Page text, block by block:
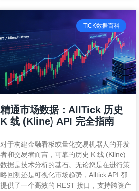
TICK数据百科
精通市场数据：AllTick 历史
K 线 (Kline) API 完全指南
对于构建金融看板或量化交易机器人的开发
者和交易者而言，可靠的历史 K 线 (Kline)
数据是技术分析的基石。无论您是在进行策
略回测还是可视化市场趋势，Alltick API 都
提供了一个高效的 REST 接口，支持跨资产